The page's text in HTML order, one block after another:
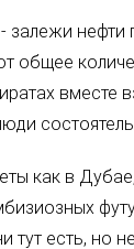
залежи нефти
общее
вместе
как в
тут есть, но